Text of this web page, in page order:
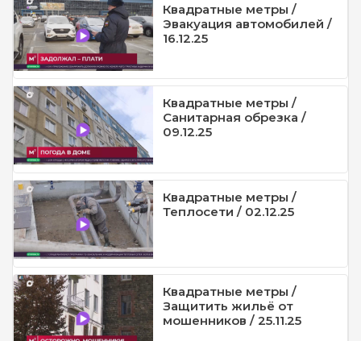
Квадратные метры /
Эвакуация автомобилей /
16.12.25
Квадратные метры /
Санитарная обрезка /
09.12.25
Квадратные метры /
Теплосети / 02.12.25
Квадратные метры /
Защитить жильё от
мошенников / 25.11.25